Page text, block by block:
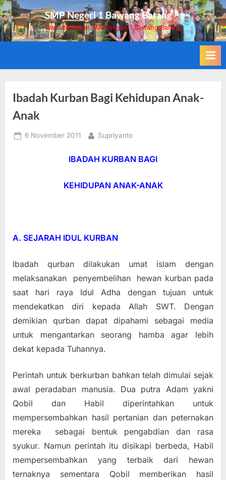
Skip
to
content
SMP Negeri 1 Bawang Batang
Website Resmi SMP Negeri 1 Bawang Batang
Ibadah Kurban Bagi Kehidupan Anak-
Anak
Posted
6 November 2011 By
Supriyanto
IBADAH KURBAN BAGI
KEHIDUPAN ANAK-ANAK
A. SEJARAH IDUL KURBAN
Ibadah qurban dilakukan umat islam dengan
melaksanakan penyembelihan hewan kurban pada
saat hari raya Idul Adha dengan tujuan untuk
mendekatkan diri kepada Allah SWT. Dengan
demikian qurban dapat dipahami sebagai media
untuk mengantarkan seorang hamba agar lebih
dekat kepada Tuhannya.
Perintah untuk berkurban bahkan telah dimulai sejak
awal peradaban manusia. Dua putra Adam yakni
Qobil dan Habil diperintahkan untuk
mempersembahkan hasil pertanian dan peternakan
mereka sebagai bentuk pengabdian dan rasa
syukur. Namun perintah itu disikapi berbeda, Habil
mempersembahkan yang terbaik dari hewan
ternaknya sementara Qobil memberikan hasil